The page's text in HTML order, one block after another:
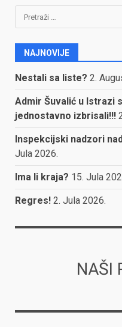
Pretraga:
NAJNOVIJE
Nestali sa liste? 2.
Admir Šuvalić u Istrazi
jednostavno izbrisali!!!
Inspekcijski nadzori
Jula 2026.
Ima li kraja? 15. Jula
Regres! 2. Jula 2026.
NAŠI